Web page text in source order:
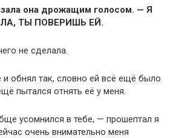
она дрожащим голосом. — Я
ТЫ ПОВЕРИШЬ ЕЙ.
не сделала.
и обнял так, словно ей всё ещё было
пытался отнять её у меня.
усомнился в тебе, — прошептал я
очень внимательно меня